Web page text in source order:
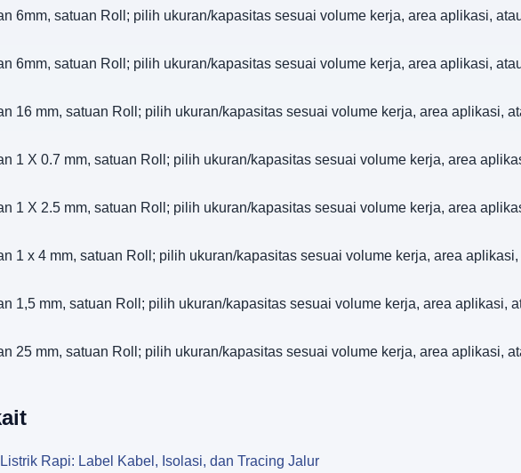
6mm, satuan Roll; pilih ukuran/kapasitas sesuai volume kerja, area aplikasi,
6mm, satuan Roll; pilih ukuran/kapasitas sesuai volume kerja, area aplikasi,
16 mm, satuan Roll; pilih ukuran/kapasitas sesuai volume kerja, area aplikasi,
1 X 0.7 mm, satuan Roll; pilih ukuran/kapasitas sesuai volume kerja, area
1 X 2.5 mm, satuan Roll; pilih ukuran/kapasitas sesuai volume kerja, area
1 x 4 mm, satuan Roll; pilih ukuran/kapasitas sesuai volume kerja, area
1,5 mm, satuan Roll; pilih ukuran/kapasitas sesuai volume kerja, area aplikasi,
25 mm, satuan Roll; pilih ukuran/kapasitas sesuai volume kerja, area aplikasi,
Rapi: Label Kabel, Isolasi, dan Tracing Jalur